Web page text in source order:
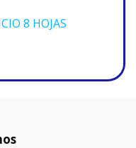
8 HOJAS